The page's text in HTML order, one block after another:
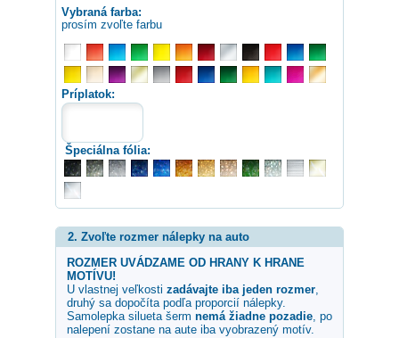
Vybraná farba:
prosím zvoľte farbu
Príplatok:
Špeciálna fólia:
2. Zvoľte rozmer nálepky na auto
ROZMER UVÁDZAME OD HRANY K HRANE
MOTÍVU!
U vlastnej veľkosti zadávajte iba jeden rozmer,
druhý sa dopočíta podľa proporcií nálepky.
Samolepka silueta šerm nemá žiadne pozadie, po
nalepení zostane na aute iba vyobrazený motív.